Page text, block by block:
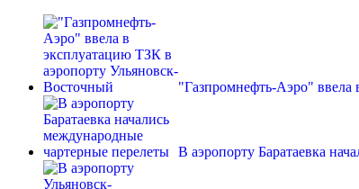
"Газпромнефть-Аэро"
В аэропорту Баратаевка